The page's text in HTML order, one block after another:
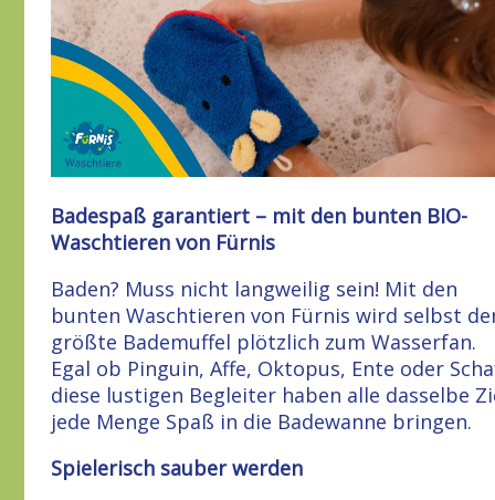
Badespaß garantiert – mit den bunten BIO-
Waschtieren von Fürnis
Baden? Muss nicht langweilig sein! Mit den
bunten Waschtieren von Fürnis wird selbst
größte Bademuffel plötzlich zum Wasserfan.
Egal ob Pinguin, Affe, Oktopus, Ente oder
diese lustigen Begleiter haben alle dasselbe
jede Menge Spaß in die Badewanne bringen.
Spielerisch sauber werden